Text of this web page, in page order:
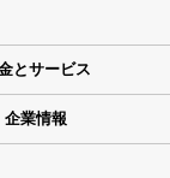
とサービス
企業情報